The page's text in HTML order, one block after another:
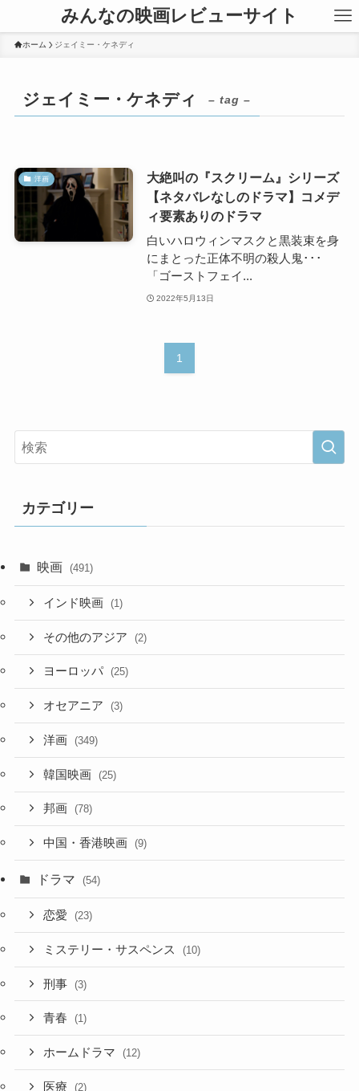
みんなの映画レビューサイト
ホーム ジェイミー・ケネディ
ジェイミー・ケネディ – tag –
洋画
大絶叫の『スクリーム』シリーズ
【ネタバレなしのドラマ】コメデ
ィ要素ありのドラマ
白いハロウィンマスクと黒装束を身
にまとった正体不明の殺人鬼･･･
「ゴーストフェイ...
2022年5月13日
1
カテゴリー
映画 (491)
インド映画 (1)
その他のアジア (2)
ヨーロッパ (25)
オセアニア (3)
洋画 (349)
韓国映画 (25)
邦画 (78)
中国・香港映画 (9)
ドラマ (54)
恋愛 (23)
ミステリー・サスペンス (10)
刑事 (3)
青春 (1)
ホームドラマ (12)
医療 (2)